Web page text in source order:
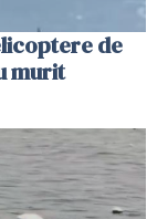
de
murit